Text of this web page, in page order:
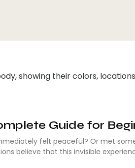
Guide for
felt peaceful? Or met
believe that this invisible